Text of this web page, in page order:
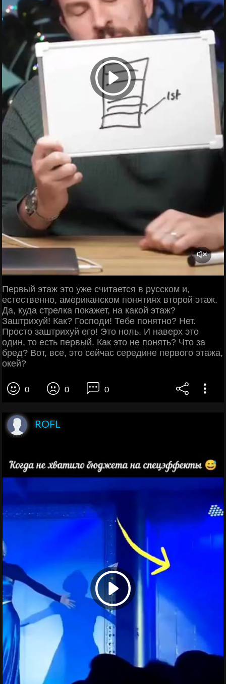
Первый этаж это уже считается в русском и,
естественно, американском понятиях второй этаж.
Да, куда стрелка покажет, на какой этаж?
Заштрихуй! Как? Господи! Тебе понятно? Нет.
Просто заштрихуй его! Это ноль. И наверх это
один, то есть первый. Как это не понять? Что за
бред? Вот, все, это сейчас середине первого этажа,
окей?
0 0 0
ROFL